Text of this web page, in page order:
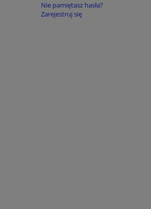
Nie pamiętasz hasła?
Zarejestruj się